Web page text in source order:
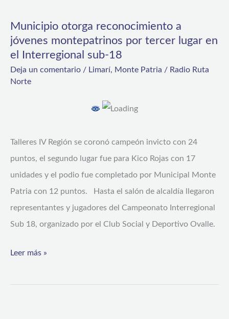
Municipio otorga reconocimiento a
jóvenes montepatrinos por tercer lugar en
el Interregional sub-18
Deja un comentario / Limarí, Monte Patria / Radio Ruta
Norte
Talleres IV Región se coronó campeón invicto con 24
puntos, el segundo lugar fue para Kico Rojas con 17
unidades y el podio fue completado por Municipal Monte
Patria con 12 puntos. Hasta el salón de alcaldía llegaron
representantes y jugadores del Campeonato Interregional
Sub 18, organizado por el Club Social y Deportivo Ovalle.
reconocimiento
a
montepatrinos
en
el
Interregional
sub-
18
Leer más »